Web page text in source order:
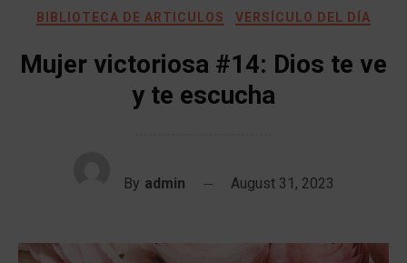
BIBLIOTECA DE ARTICULOS VERSÍCULO DEL DÍA
Mujer victoriosa #14: Dios te ve
y te escucha
By admin August 31, 2023